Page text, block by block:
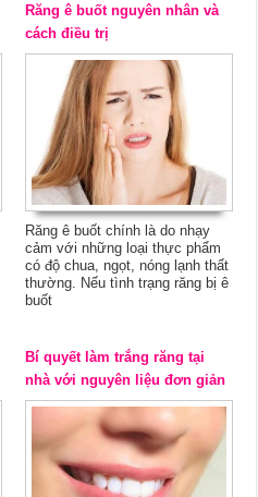
Răng ê buốt nguyên nhân và
cách điều trị
Răng ê buốt chính là do nhạy
cảm với những loại thực phẩm
có độ chua, ngọt, nóng lạnh thất
thường. Nếu tình trạng răng bị ê
buốt
Bí quyết làm trắng răng tại
nhà với nguyên liệu đơn giản